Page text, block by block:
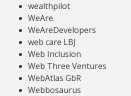
wealthpilot
WeAre
WeAreDevelopers
web care LBJ
Web Inclusion
Web Three Ventures
WebAtlas GbR
Webbosaurus